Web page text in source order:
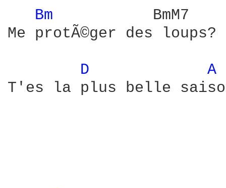
Bm
Me protÃ©ger des
D
A
T'es la plus belle